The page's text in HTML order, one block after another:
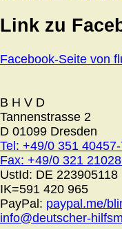
Link zu
Facebook-Seite von
B H V D
Tannenstrasse 2
D 01099 Dresden
Tel: +49/0 351
Fax: +49/0 321
UstId: DE 223905118
IK=591 420 965
PayPal: paypal.me/
info@deutscher-